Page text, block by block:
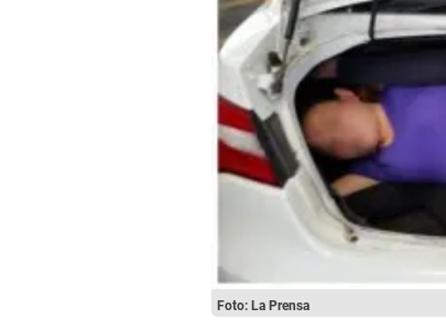
Foto: La Prensa